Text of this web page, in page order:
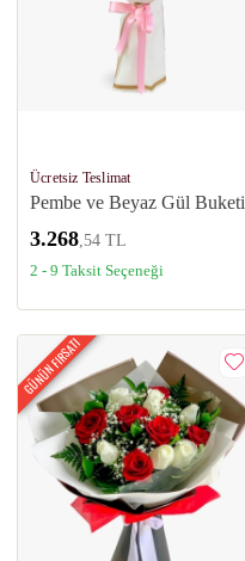
Ücretsiz Teslimat
Pembe ve Beyaz Gül Buketi
3.268 ,54 TL
2 - 9 Taksit Seçeneği
GÜNÜN FIRSATI